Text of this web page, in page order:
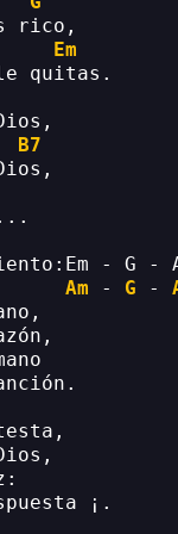
rico,
Em
quitas.
B7
- G -
Am - G -
¡.